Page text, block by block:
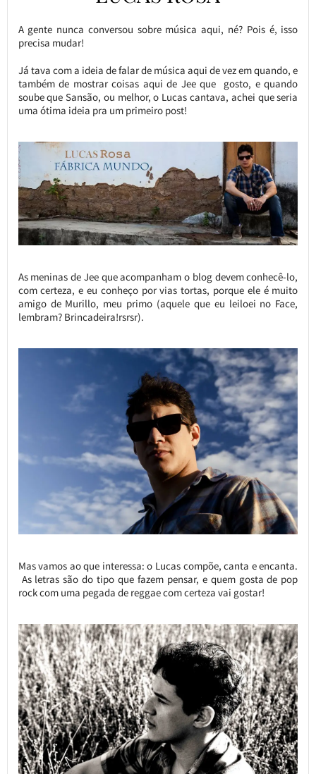
A gente nunca conversou sobre música aqui, né? Pois é, isso
precisa mudar!
Já tava com a ideia de falar de música aqui de vez em quando, e
também de mostrar coisas aqui de Jee que gosto, e quando
soube que Sansão, ou melhor, o Lucas cantava, achei que seria
uma ótima ideia pra um primeiro post!
As meninas de Jee que acompanham o blog devem conhecê-lo,
com certeza, e eu conheço por vias tortas, porque ele é muito
amigo de Murillo, meu primo (aquele que eu leiloei no Face,
lembram? Brincadeira!rsrsr).
Mas vamos ao que interessa: o Lucas compõe, canta e encanta.
As letras são do tipo que fazem pensar, e quem gosta de pop
rock com uma pegada de reggae com certeza vai gostar!